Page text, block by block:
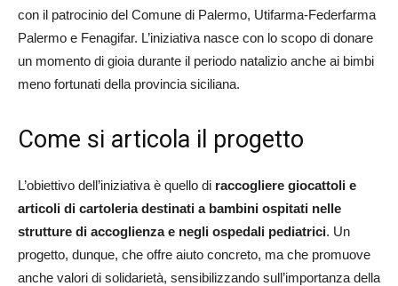
con il patrocinio del Comune di Palermo, Utifarma-Federfarma
Palermo e Fenagifar. L’iniziativa nasce con lo scopo di donare
un momento di gioia durante il periodo natalizio anche ai bimbi
meno fortunati della provincia siciliana.
Come si articola il progetto
L’obiettivo dell’iniziativa è quello di raccogliere giocattoli e
articoli di cartoleria destinati a bambini ospitati nelle
strutture di accoglienza e negli ospedali pediatrici. Un
progetto, dunque, che offre aiuto concreto, ma che promuove
anche valori di solidarietà, sensibilizzando sull’importanza della